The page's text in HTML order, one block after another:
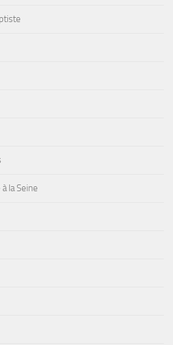
la Seine